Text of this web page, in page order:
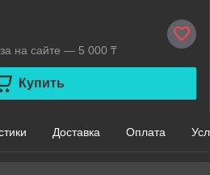
на сайте — 5 000 ₸
Купить
Доставка Оплата